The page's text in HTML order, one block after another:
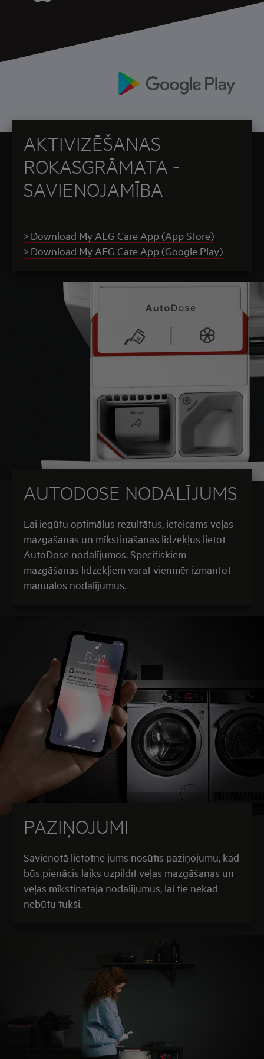
AKTIVIZĒŠANAS
ROKASGRĀMATA -
SAVIENOJAMĪBA
> Download My AEG Care App (App Store)
> Download My AEG Care App (Google Play)
AUTODOSE NODALĪJUMS
Lai iegūtu optimālus rezultātus, ieteicams veļas
mazgāšanas un mīkstināšanas līdzekļus lietot
AutoDose nodalījumos. Specifiskiem
mazgāšanas līdzekļiem varat vienmēr izmantot
manuālos nodalījumus.
PAZIŅOJUMI
Savienotā lietotne jums nosūtīs paziņojumu, kad
būs pienācis laiks uzpildīt veļas mazgāšanas un
veļas mīkstinātāja nodalījumus, lai tie nekad
nebūtu tukši.